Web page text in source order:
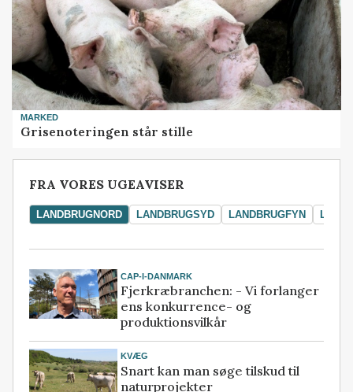
MARKED
Grisenoteringen står stille
FRA VORES UGEAVISER
LANDBRUGNORD LANDBRUGSYD LANDBRUGFYN
CAP-I-DANMARK
Fjerkræbranchen: - Vi forlanger
ens konkurrence- og
produktionsvilkår
KVÆG
Snart kan man søge tilskud til
naturprojekter